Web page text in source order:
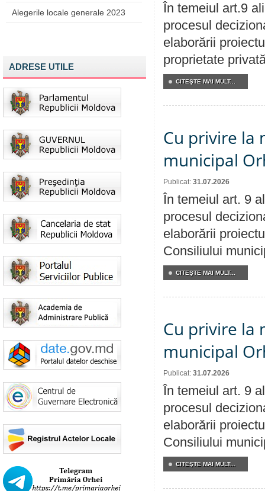
Alegerile locale generale 2023
ADRESE UTILE
În temeiul art.9
procesul
elaborării
proprietate
CITEŞTE MAI MULT...
Cu privire la
municipal
Publicat: 31.07.2026
În temeiul art. 9
procesul
elaborării
Consiliului
CITEŞTE MAI MULT...
Cu privire la
municipal
Publicat: 31.07.2026
În temeiul art. 9
procesul
elaborării
Consiliului
CITEŞTE MAI MULT...